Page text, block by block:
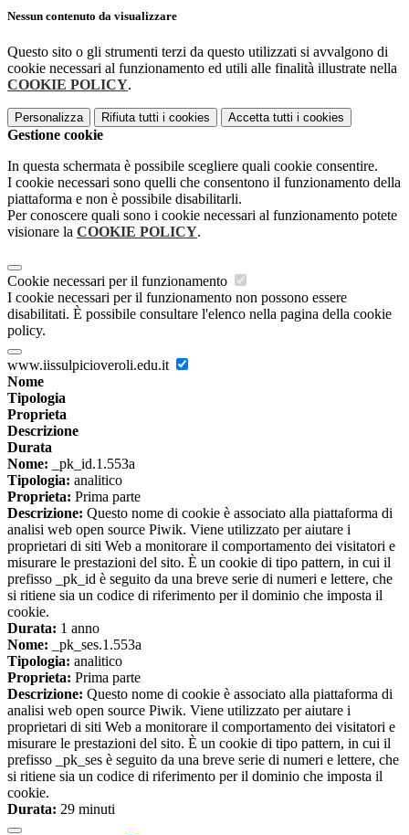
Nessun contenuto da visualizzare
Questo sito o gli strumenti terzi da questo utilizzati si avvalgono di
cookie necessari al funzionamento ed utili alle finalità illustrate nella
COOKIE POLICY.
Personalizza Rifiuta tutti i cookies Accetta tutti i cookies
Gestione cookie
In questa schermata è possibile scegliere quali cookie consentire.
I cookie necessari sono quelli che consentono il funzionamento della
piattaforma e non è possibile disabilitarli.
Per conoscere quali sono i cookie necessari al funzionamento potete
visionare la COOKIE POLICY.
Cookie necessari per il funzionamento
I cookie necessari per il funzionamento non possono essere
disabilitati. È possibile consultare l'elenco nella pagina della cookie
policy.
www.iissulpicioveroli.edu.it
Nome
Tipologia
Proprieta
Descrizione
Durata
Nome: _pk_id.1.553a
Tipologia: analitico
Proprieta: Prima parte
Descrizione: Questo nome di cookie è associato alla piattaforma di
analisi web open source Piwik. Viene utilizzato per aiutare i
proprietari di siti Web a monitorare il comportamento dei visitatori e
misurare le prestazioni del sito. È un cookie di tipo pattern, in cui il
prefisso _pk_id è seguito da una breve serie di numeri e lettere, che
si ritiene sia un codice di riferimento per il dominio che imposta il
cookie.
Durata: 1 anno
Nome: _pk_ses.1.553a
Tipologia: analitico
Proprieta: Prima parte
Descrizione: Questo nome di cookie è associato alla piattaforma di
analisi web open source Piwik. Viene utilizzato per aiutare i
proprietari di siti Web a monitorare il comportamento dei visitatori e
misurare le prestazioni del sito. È un cookie di tipo pattern, in cui il
prefisso _pk_ses è seguito da una breve serie di numeri e lettere, che
si ritiene sia un codice di riferimento per il dominio che imposta il
cookie.
Durata: 29 minuti